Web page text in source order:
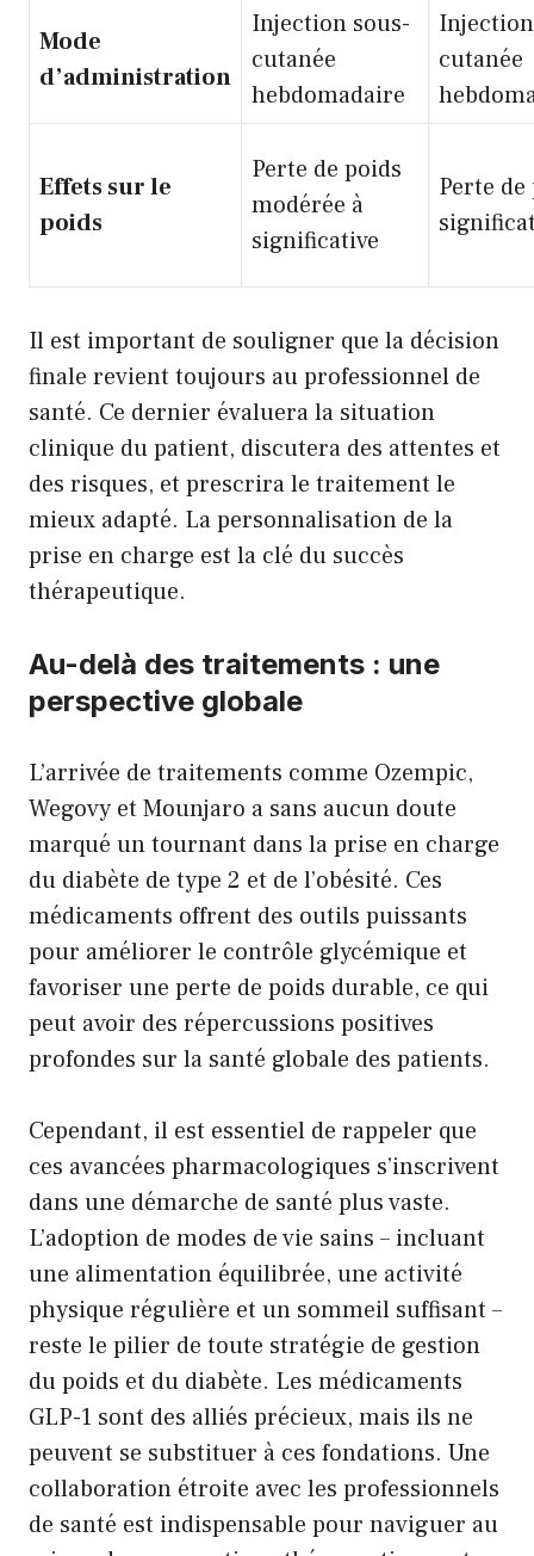
Mode
d’administration
Injection sous-
cutanée
hebdomadaire
cutanée
Effets sur le
poids
Perte de poids
modérée à
significative
Perte de
Il est important de souligner que la décision
finale revient toujours au professionnel de
santé. Ce dernier évaluera la situation
clinique du patient, discutera des attentes et
des risques, et prescrira le traitement le
mieux adapté. La personnalisation de la
prise en charge est la clé du succès
thérapeutique.
Au-delà des traitements : une
perspective globale
L’arrivée de traitements comme Ozempic,
Wegovy et Mounjaro a sans aucun doute
marqué un tournant dans la prise en charge
du diabète de type 2 et de l’obésité. Ces
médicaments offrent des outils puissants
pour améliorer le contrôle glycémique et
favoriser une perte de poids durable, ce qui
peut avoir des répercussions positives
profondes sur la santé globale des patients.
Cependant, il est essentiel de rappeler que
ces avancées pharmacologiques s’inscrivent
dans une démarche de santé plus vaste.
L’adoption de modes de vie sains – incluant
une alimentation équilibrée, une activité
physique régulière et un sommeil suffisant –
reste le pilier de toute stratégie de gestion
du poids et du diabète. Les médicaments
GLP-1 sont des alliés précieux, mais ils ne
peuvent se substituer à ces fondations. Une
collaboration étroite avec les professionnels
de santé est indispensable pour naviguer au